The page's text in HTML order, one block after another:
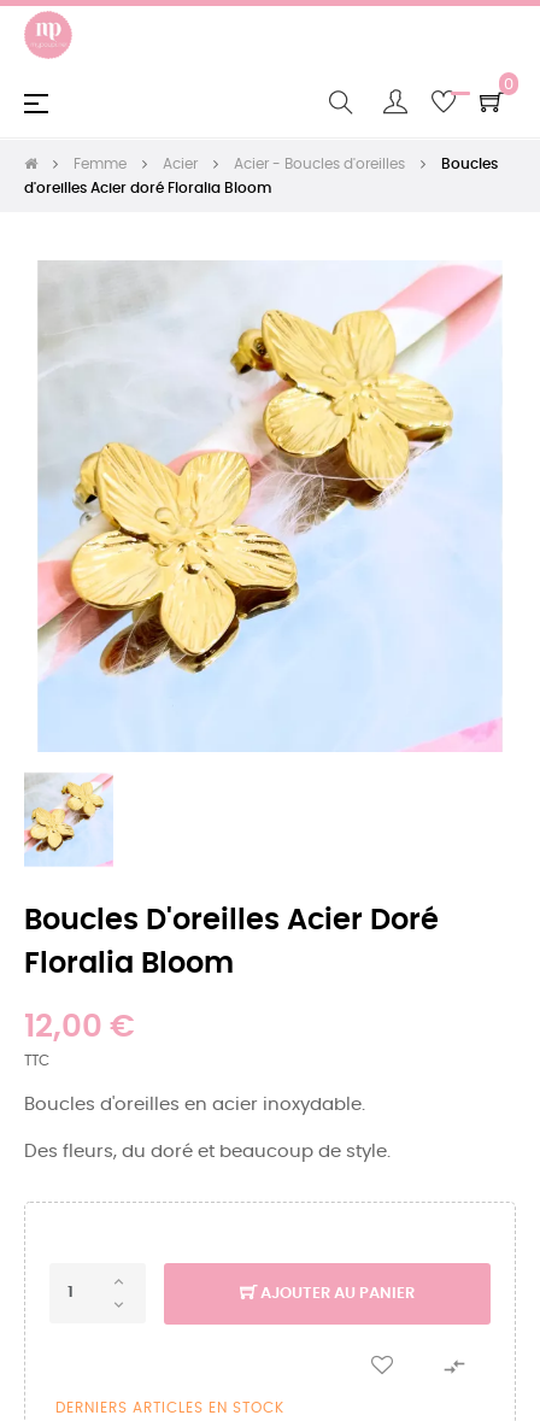
0
Basculer
☰
Femme Acier Acier - Boucles d'oreilles
Boucles
d'oreilles Acier doré Floralia Bloom
Boucles D'oreilles Acier Doré
Floralia Bloom
12,00 €
TTC
Boucles d'oreilles en acier inoxydable.
Des fleurs, du doré et beaucoup de style.
AJOUTER AU PANIER

DERNIERS ARTICLES EN STOCK